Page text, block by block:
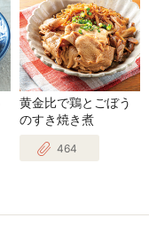
黄金比で鶏とごぼう
のすき焼き煮
464